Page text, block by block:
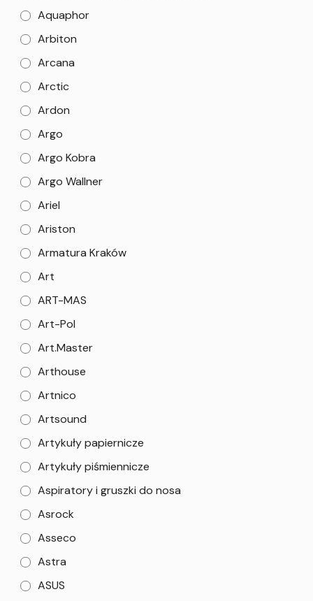
Aquaphor
Arbiton
Arcana
Arctic
Ardon
Argo
Argo Kobra
Argo Wallner
Ariel
Ariston
Armatura Kraków
Art
ART-MAS
Art-Pol
Art.Master
Arthouse
Artnico
Artsound
Artykuły papiernicze
Artykuły piśmiennicze
Aspiratory i gruszki do nosa
Asrock
Asseco
Astra
ASUS